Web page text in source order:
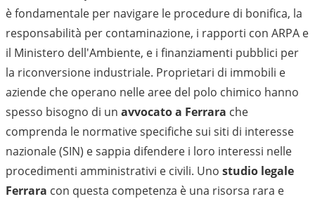
è fondamentale per navigare le procedure di bonifica, la
responsabilità per contaminazione, i rapporti con ARPA e
il Ministero dell'Ambiente, e i finanziamenti pubblici per
la riconversione industriale. Proprietari di immobili e
aziende che operano nelle aree del polo chimico hanno
spesso bisogno di un avvocato a Ferrara che
comprenda le normative specifiche sui siti di interesse
nazionale (SIN) e sappia difendere i loro interessi nelle
procedimenti amministrativi e civili. Uno studio legale
Ferrara con questa competenza è una risorsa rara e